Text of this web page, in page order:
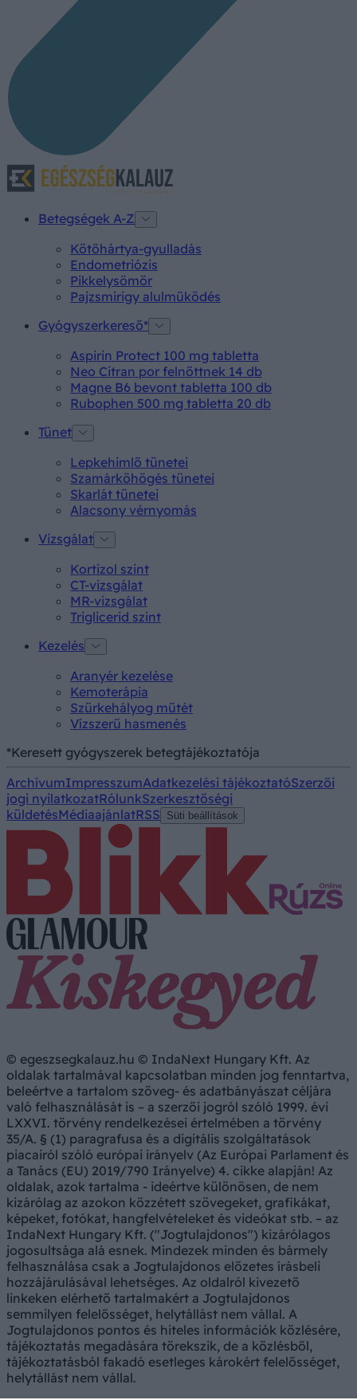
Betegségek A-Z
Kötőhártya-gyulladás
Endometriózis
Pikkelysömör
Pajzsmirigy alulműködés
Gyógyszerkereső*
Aspirin Protect 100 mg tabletta
Neo Citran por felnőttnek 14 db
Magne B6 bevont tabletta 100 db
Rubophen 500 mg tabletta 20 db
Tünet
Lepkehimlő tünetei
Szamárköhögés tünetei
Skarlát tünetei
Alacsony vérnyomás
Vizsgálat
Kortizol szint
CT-vizsgálat
MR-vizsgálat
Triglicerid szint
Kezelés
Aranyér kezelése
Kemoterápia
Szürkehályog műtét
Vízszerű hasmenés
*Keresett gyógyszerek betegtájékoztatója
ArchívumImpresszumAdatkezelési tájékoztatóSzerzői
jogi nyilatkozatRólunkSzerkesztőségi
küldetésMédiaajánlatRSS Süti beállítások
© egeszsegkalauz.hu © IndaNext Hungary Kft. Az
oldalak tartalmával kapcsolatban minden jog fenntartva,
beleértve a tartalom szöveg- és adatbányászat céljára
való felhasználását is – a szerzői jogról szóló 1999. évi
LXXVI. törvény rendelkezései értelmében a törvény
35/A. § (1) paragrafusa és a digitális szolgáltatások
piacairól szóló európai irányelv (Az Európai Parlament és
a Tanács (EU) 2019/790 Irányelve) 4. cikke alapján! Az
oldalak, azok tartalma - ideértve különösen, de nem
kizárólag az azokon közzétett szövegeket, grafikákat,
képeket, fotókat, hangfelvételeket és videókat stb. – az
IndaNext Hungary Kft. ("Jogtulajdonos") kizárólagos
jogosultsága alá esnek. Mindezek minden és bármely
felhasználása csak a Jogtulajdonos előzetes írásbeli
hozzájárulásával lehetséges. Az oldalról kivezető
linkeken elérhető tartalmakért a Jogtulajdonos
semmilyen felelősséget, helytállást nem vállal. A
Jogtulajdonos pontos és hiteles információk közlésére,
tájékoztatás megadására törekszik, de a közlésből,
tájékoztatásból fakadó esetleges károkért felelősséget,
helytállást nem vállal.